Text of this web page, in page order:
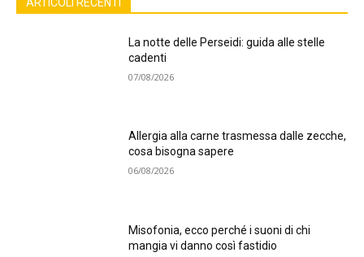
La notte delle Perseidi: guida alle stelle
cadenti
07/08/2026
Allergia alla carne trasmessa dalle zecche,
cosa bisogna sapere
06/08/2026
Misofonia, ecco perché i suoni di chi
mangia vi danno così fastidio